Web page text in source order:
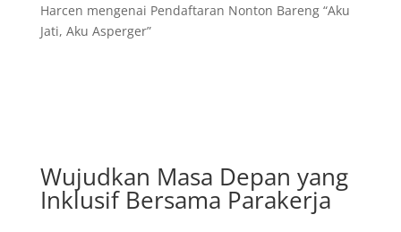
Harcen mengenai Pendaftaran Nonton Bareng “Aku
Jati, Aku Asperger”
Wujudkan Masa Depan yang
Inklusif Bersama Parakerja